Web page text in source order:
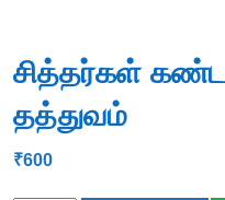
சித்தர்கள்
தத்துவம்
₹600